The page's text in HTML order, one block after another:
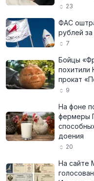
23
ФАС
рублей
7
Бойцы
похитили
прокат
9
На фоне
фермеры
доения
20
На сайте